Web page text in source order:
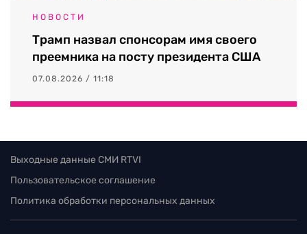
НОВОСТИ
Трамп назвал спонсорам имя своего
преемника на посту президента США
07.08.2026 / 11:18
Выходные данные СМИ RTVI
Пользовательское соглашение
Политика обработки персональных данных